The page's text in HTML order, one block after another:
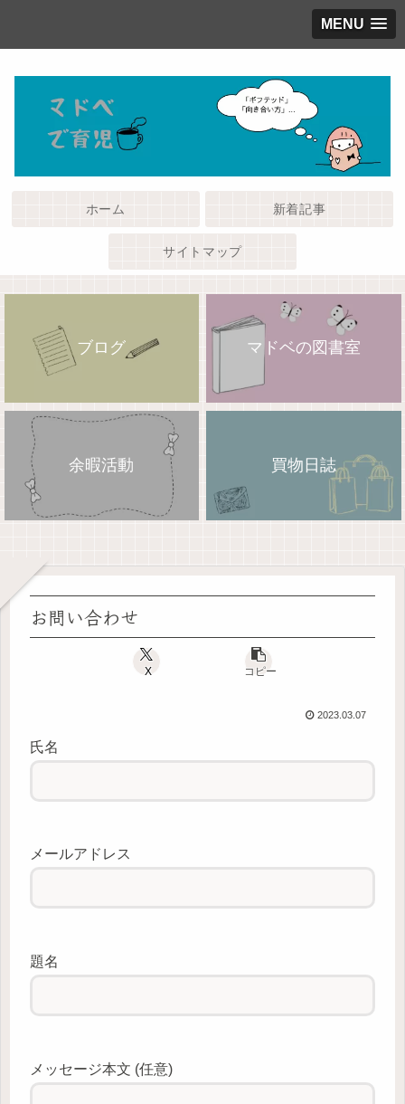
MENU
ホーム 新着記事
サイトマップ
ブログ マドベの図書室
余暇活動 買物日誌
お問い合わせ
X コピー
2023.03.07
氏名
メールアドレス
題名
メッセージ本文 (任意)